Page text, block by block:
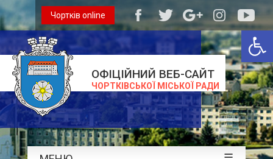
ОФІЦІЙНИЙ ВЕБ-САЙТ
ЧОРТКІВСЬКОЇ МІСЬКОЇ РАДИ
Чортків online